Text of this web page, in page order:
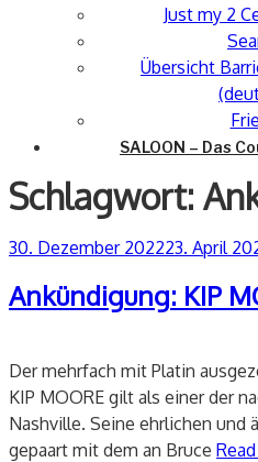
Just my 2
Übersicht
SALOON – Das
Schlagwort:
Veröffentlicht
30. Dezember 202223. April
Ankündigung: KIP
Der mehrfach mit Platin
KIP MOORE gilt als einer der
Nashville. Seine ehrlichen und
gepaart mit dem an Bruce